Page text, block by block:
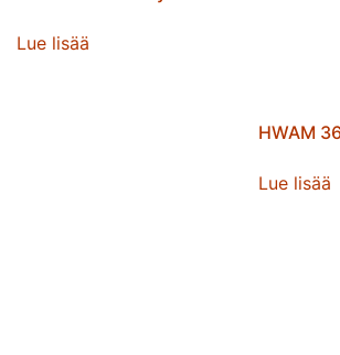
Lue lisää
HWAM
Lue lisää